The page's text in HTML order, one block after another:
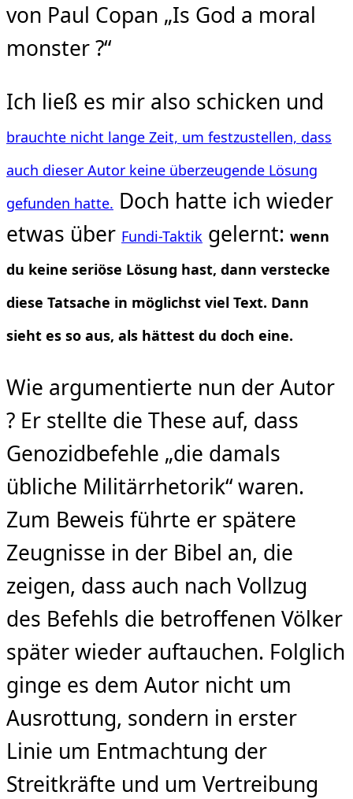
von Paul Copan „Is God a moral
monster ?“
Ich ließ es mir also schicken und
brauchte nicht lange Zeit, um festzustellen, dass
auch dieser Autor keine überzeugende Lösung
gefunden hatte. Doch hatte ich wieder
etwas über Fundi-Taktik gelernt: wenn
du keine seriöse Lösung hast, dann verstecke
diese Tatsache in möglichst viel Text. Dann
sieht es so aus, als hättest du doch eine.
Wie argumentierte nun der Autor
? Er stellte die These auf, dass
Genozidbefehle „die damals
übliche Militärrhetorik“ waren.
Zum Beweis führte er spätere
Zeugnisse in der Bibel an, die
zeigen, dass auch nach Vollzug
des Befehls die betroffenen Völker
später wieder auftauchen. Folglich
ginge es dem Autor nicht um
Ausrottung, sondern in erster
Linie um Entmachtung der
Streitkräfte und um Vertreibung